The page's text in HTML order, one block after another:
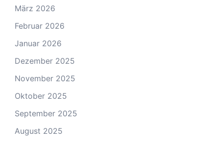
März 2026
Februar 2026
Januar 2026
Dezember 2025
November 2025
Oktober 2025
September 2025
August 2025